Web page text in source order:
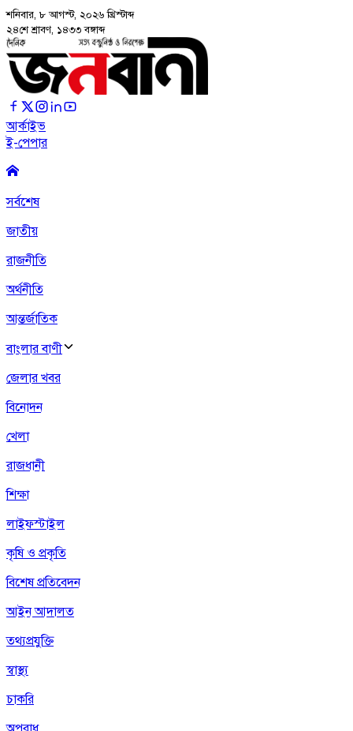
শনিবার, ৮ আগস্ট, ২০২৬ খ্রিস্টাব্দ
২৪শে শ্রাবণ, ১৪৩৩ বঙ্গাব্দ
আর্কাইভ
ই-পেপার
সর্বশেষ
জাতীয়
রাজনীতি
অর্থনীতি
আন্তর্জাতিক
বাংলার বাণী
জেলার খবর
বিনোদন
খেলা
রাজধানী
শিক্ষা
লাইফস্টাইল
কৃষি ও প্রকৃতি
বিশেষ প্রতিবেদন
আইন আদালত
তথ্যপ্রযুক্তি
স্বাস্থ্য
চাকরি